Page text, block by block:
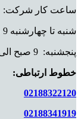
ساعت کار شرکت:
شنبه تا چهارشنبه 9 صبح الی 17
پنجشنبه: 9 صبح الی13
خطوط ارتباطی:
02188322120
02188341919